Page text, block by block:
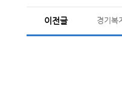
이전글 경기복